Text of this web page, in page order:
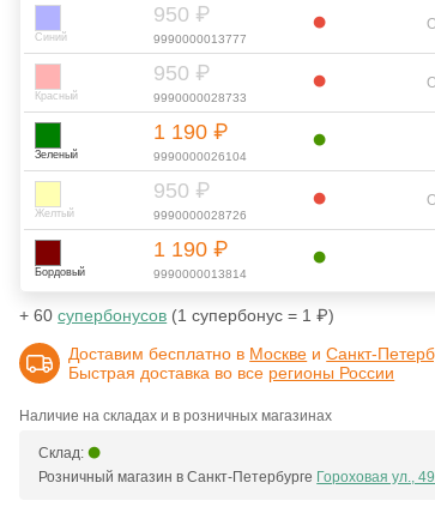
Синий
950 ₽
9990000013777
Красный
950 ₽
9990000028733
Зеленый
1 190 ₽
9990000026104
Желтый
950 ₽
9990000028726
Бордовый
1 190 ₽
9990000013814
+ 60супербонусов (1 супербонус = 1 ₽)
Доставим бесплатно в Москве иСанкт-
Быстрая доставка во все регионы России
Наличие на складах и в розничных магазинах
Склад:
Розничный магазин в Санкт-Петербурге Гороховая ул., 49.